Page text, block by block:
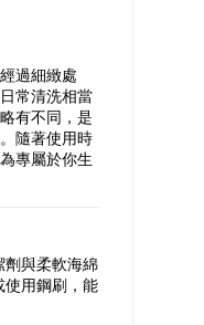
過細緻處
常清洗相當
有不同，是
隨著使用時
專屬於你生
劑與柔軟海綿
使用鋼刷，能